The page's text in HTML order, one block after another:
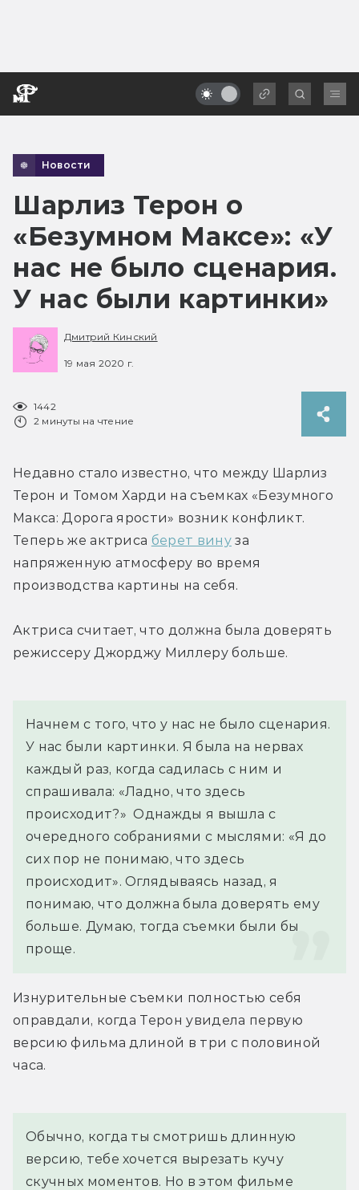
Новости
Шарлиз Терон о
«Безумном Максе»: «У
нас не было сценария.
У нас были картинки»
Дмитрий Кинский
19 мая 2020 г.
1442
2 минуты на чтение
Недавно стало известно, что между Шарлиз
Терон и Томом Харди на съемках «Безумного
Макса: Дорога ярости» возник конфликт.
Теперь же актриса берет вину за
напряженную атмосферу во время
производства картины на себя.
Актриса считает, что должна была доверять
режиссеру Джорджу Миллеру больше.
Начнем с того, что у нас не было сценария.
У нас были картинки. Я была на нервах
каждый раз, когда садилась с ним и
спрашивала: «Ладно, что здесь
происходит?»  Однажды я вышла с
очередного собраниями с мыслями: «Я до
сих пор не понимаю, что здесь
происходит». Оглядываясь назад, я
понимаю, что должна была доверять ему
больше. Думаю, тогда съемки были бы
проще.
Изнурительные съемки полностью себя
оправдали, когда Терон увидела первую
версию фильма длиной в три с половиной
часа.
Обычно, когда ты смотришь длинную
версию, тебе хочется вырезать кучу
скучных моментов. Но в этом фильме